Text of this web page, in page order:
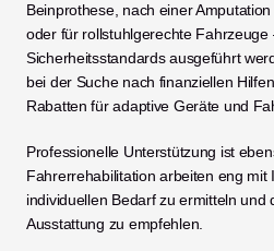
Beinprothese, nach einer
oder für rollstuhlgerechte
Sicherheitsstandards ausgeführt
bei der Suche nach finanziellen
Rabatten für adaptive Geräte und
Professionelle Unterstützung ist
Fahrerrehabilitation arbeiten eng
individuellen Bedarf zu ermitteln und
Ausstattung zu empfehlen.